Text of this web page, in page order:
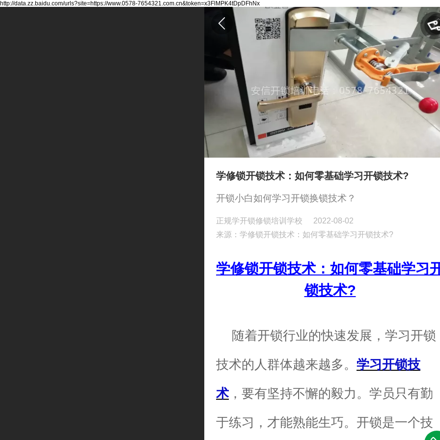
http://data.zz.baidu.com/urls?site=https://www.0578-7654321.com.cn&token=x3FlMPK4tDpDFhNx
学修锁开锁技术：如何零基础学习开锁技术?
开锁小白如何学习开锁换锁技术？
正规学开锁修锁培训学校
2022-08-02
来源：学修锁开锁技术：如何零基础学习开锁技术?
学修锁开锁技术：如何零基础学习
锁技术?
随着开锁行业的快速发展，学习开锁
技术的人群体越来越多。 学习开锁技
术，要有坚持不懈的毅力。学员只有勤
于练习，才能熟能生巧。开锁是一个技